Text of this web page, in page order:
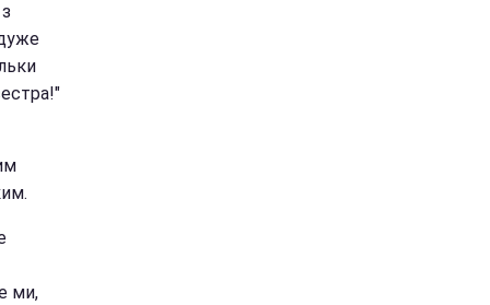
ми,